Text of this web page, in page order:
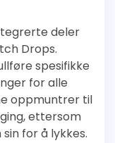
deler
Drops.
spesifikke
for alle
oppmuntrer til
ettersom
for å lykkes.